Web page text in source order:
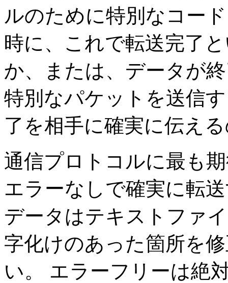
ルのために特別なコー
時に、これで転送完了
か、または、データが
特別なパケットを送信
了を相手に確実に伝え
通信プロトコルに最も
エラーなしで確実に転
データはテキストファ
字化けのあった箇所を
い。 エラーフリーは絶